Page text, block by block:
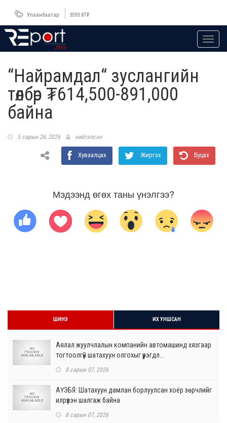
Улаанбаатар 3593.87₮
“Найрамдал“ зуслангийн
төлбөр ₮614,500-891,000
байна
5 сарын 26, 2026 нийтэлсэн
Хуваалцах Жиргэх Буцах
Мэдээнд өгөх таны үнэлгээ?
ШИНЭ ИХ УНШСАН
Аялал жуулчлалын компанийн автомашинд хязгаар
тогтоолгүй шатахуун олгохыг үүрэгдл...
8 сарын 07, 2026
АҮЭБЯ: Шатахуун дамлан борлуулсан хоёр зөрчлийг
илрүүлэн шалгаж байна
8 сарын 07, 2026